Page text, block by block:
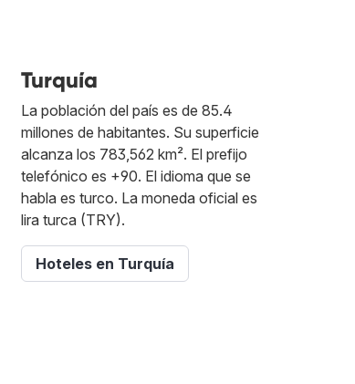
Turquía
La población del país es de 85.4
millones de habitantes. Su superficie
alcanza los 783,562 km². El prefijo
telefónico es +90. El idioma que se
habla es turco. La moneda oficial es
lira turca (TRY).
Hoteles en Turquía